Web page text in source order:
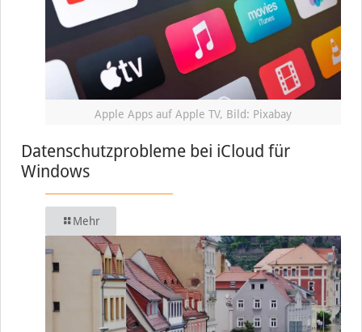
Apple Apps auf Apple TV, Bild: Pixabay
Datenschutzprobleme bei iCloud für
Windows
Mehr